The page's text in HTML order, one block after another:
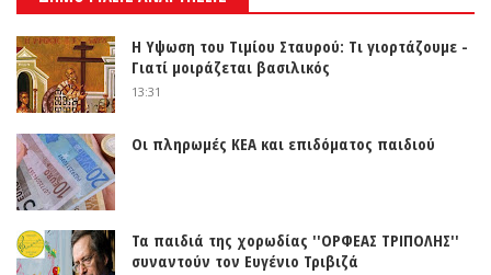
Η Υψωση του Τιμίου Σταυρού: Τι γιορτάζουμε -
Γιατί μοιράζεται βασιλικός
13:31
Οι πληρωμές ΚΕΑ και επιδόματος παιδιού
Τα παιδιά της χορωδίας ''ΟΡΦΕΑΣ ΤΡΙΠΟΛΗΣ''
συναντούν τον Ευγένιο Τριβιζά